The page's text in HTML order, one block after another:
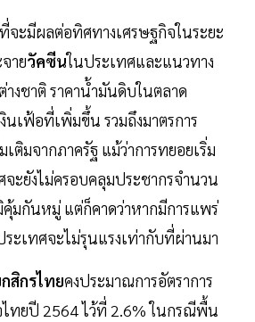
จะมีผลต่อทิศทางเศรษฐกิจในระยะ
ายวัคซีนในประเทศและแนวทาง
งชาติ ราคาน้ำมันดิบในตลาด
นเฟ้อที่เพิ่มขึ้น รวมถึงมาตรการ
ติมจากภาครัฐ แม้ว่าการทยอยเริ่ม
จะยังไม่ครอบคลุมประชากรจำนวน
มกันหมู่ แต่ก็คาดว่าหากมีการแพร่
ะเทศจะไม่รุนแรงเท่ากับที่ผ่านมา
สิกรไทยคงประมาณการอัตราการ
ไทยปี 2564 ไว้ที่ 2.6% ในกรณีพื้น